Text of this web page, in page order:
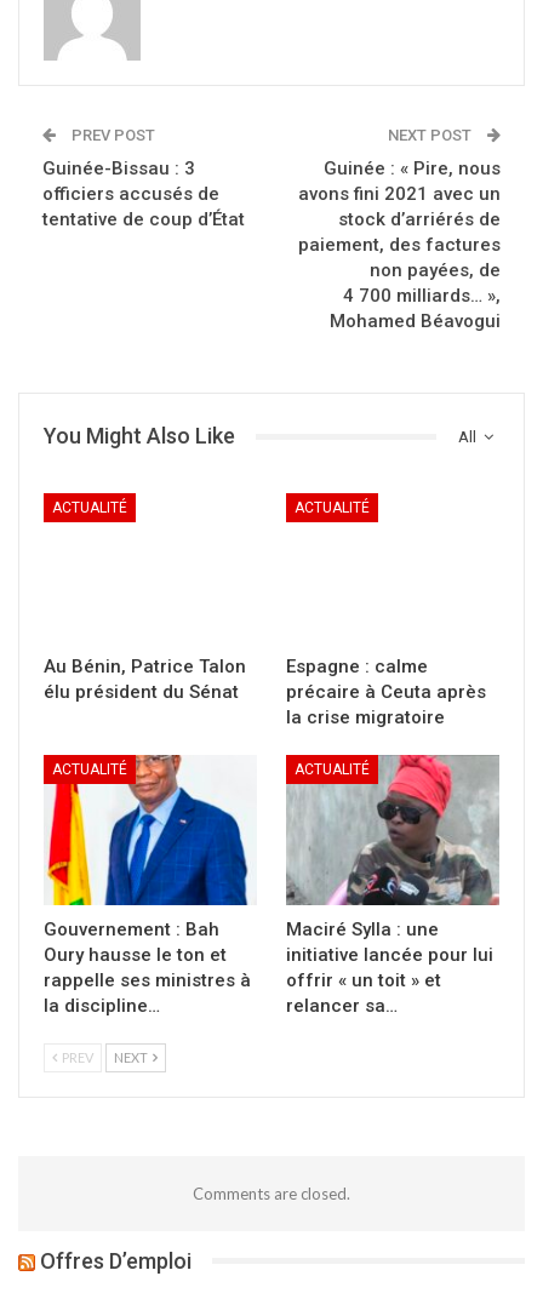
PREV POST
Guinée-Bissau : 3
officiers accusés de
tentative de coup d’État
NEXT POST
Guinée : « Pire, nous
avons fini 2021 avec un
stock d’arriérés de
paiement, des factures
non payées, de
4 700 milliards… »,
Mohamed Béavogui
All
You Might Also Like
ACTUALITÉ
Au Bénin, Patrice Talon
élu président du Sénat
ACTUALITÉ
Espagne : calme
précaire à Ceuta après
la crise migratoire
ACTUALITÉ
Gouvernement : Bah
Oury hausse le ton et
rappelle ses ministres à
la discipline…
ACTUALITÉ
Maciré Sylla : une
initiative lancée pour lui
offrir « un toit » et
relancer sa…
PREV NEXT
Comments are closed.
Offres D’emploi